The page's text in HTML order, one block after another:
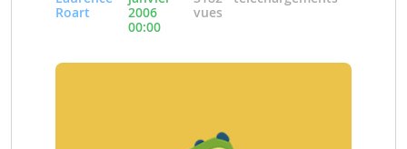
Roart
2006
00:00
vues